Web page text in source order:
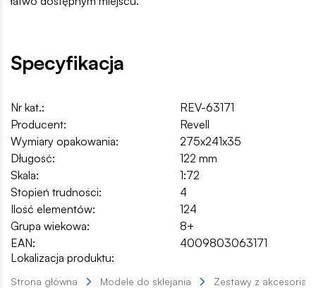
Specyfikacja
Nr kat.:
REV-63171
Producent:
Revell
Wymiary opakowania:
275x241x35
Długość:
122 mm
Skala:
1:72
Stopień trudności:
4
Ilość elementów:
124
Grupa wiekowa:
8+
EAN:
4009803063171
Lokalizacja produktu:
Strona główna Modele do sklejania Zestawy z akcesoriami